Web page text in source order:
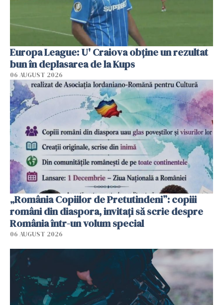
Europa League: U' Craiova obține un rezultat
bun în deplasarea de la Kups
06 AUGUST 2026
„România Copiilor de Pretutindeni”: copiii
români din diaspora, invitați să scrie despre
România într-un volum special
06 AUGUST 2026